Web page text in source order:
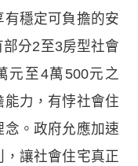
穩定可負擔的安
分2至3房型社會
元至4萬500元之
能力，有悖社會住
。政府允應加速
讓社會住宅真正